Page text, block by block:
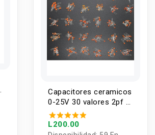
Capacitores ceramicos
0-25V 30 valores 2pf -
100nf (300 unidades)
L200.00